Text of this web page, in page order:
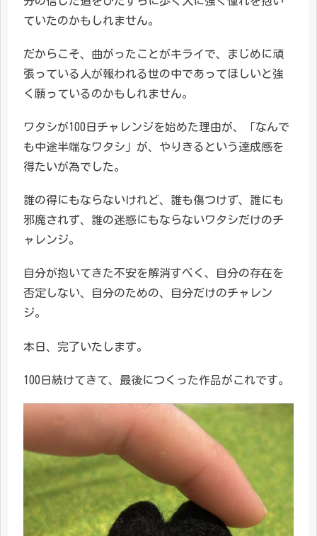
ていたのかもしれません。
だからこそ、曲がったことがキライで、まじめに頑
張っている人が報われる世の中であってほしいと強
く願っているのかもしれません。
ワタシが100日チャレンジを始めた理由が、「なんで
も中途半端なワタシ」が、やりきるという達成感を
得たいが為でした。
誰の得にもならないけれど、誰も傷つけず、誰にも
邪魔されず、誰の迷惑にもならないワタシだけのチ
ャレンジ。
自分が抱いてきた不安を解消すべく、自分の存在を
否定しない、自分のための、自分だけのチャレン
ジ。
本日、完了いたします。
100日続けてきて、最後につくった作品がこれです。